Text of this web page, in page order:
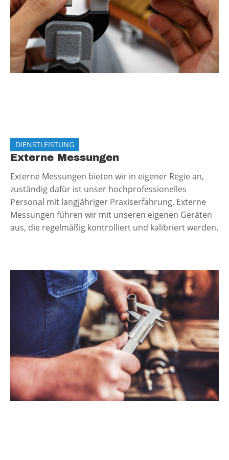
DIENSTLEISTUNG
Externe Messungen
Externe Messungen bieten wir in eigener Regie an,
zuständig dafür ist unser hochprofessionelles
Personal mit langjähriger Praxiserfahrung. Externe
Messungen führen wir mit unseren eigenen Geräten
aus, die regelmäßig kontrolliert und kalibriert werden.